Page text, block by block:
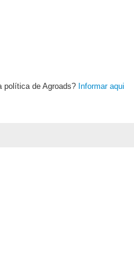
política de Agroads? Informar aqui